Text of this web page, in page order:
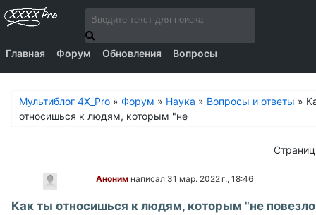
Главная Форум Обновления Вопросы
Мультиблог 4X_Pro » Форум » Наука » Вопросы и ответы »
относишься к людям, которым "не
Аноним написал 31 мар. 2022 г., 18:46
Как ты относишься к людям, которым "не